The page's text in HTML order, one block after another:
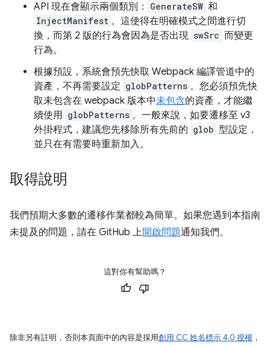
API 現在會顯示兩個類別： GenerateSW 和
InjectManifest 。這使得在明確模式之間進行切
換，而第 2 版的行為會因為是否出現 swSrc 而變更
行為。
根據預設，系統會預先快取 Webpack 編譯管道中的
資產，不再需要設定 globPatterns 。您必須預先快
取未包含在 webpack 版本中未包含的資產，才能繼
續使用 globPatterns 。一般來說，如要遷移至 v3
外掛程式，建議您先移除所有先前的 glob 型設定，
並只在有需要時重新加入。
取得說明
我們預期大多數的遷移作業都較為簡單。如果您遇到本指南
未提及的問題，請在 GitHub 上開啟問題通知我們。
這對你有幫助嗎？
除非另有註明，否則本頁面中的內容是採用創用 CC 姓名標示 4.0 授權 ，